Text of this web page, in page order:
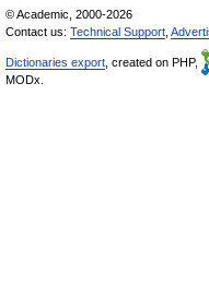
© Academic, 2000-2026
Contact us: Technical Support
Dictionaries export , created on PHP,
MODx.